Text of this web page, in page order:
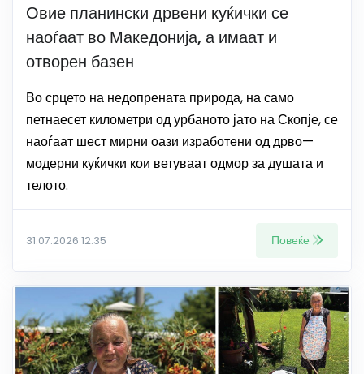
Овие планински дрвени куќички се
наоѓаат во Македонија, а имаат и
отворен базен
Во срцето на недопрената природа, на само
петнаесет километри од урбаното јато на Скопје, се
наоѓаат шест мирни оази изработени од дрво—
модерни куќички кои ветуваат одмор за душата и
телото.
31.07.2026 12:35 Повеќе